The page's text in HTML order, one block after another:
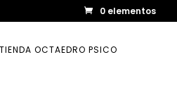
0 elementos
TIENDA OCTAEDRO PSICO